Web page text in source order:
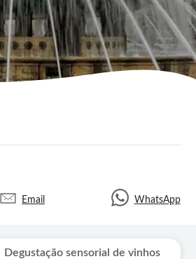
Email WhatsApp
Degustação sensorial de vinhos